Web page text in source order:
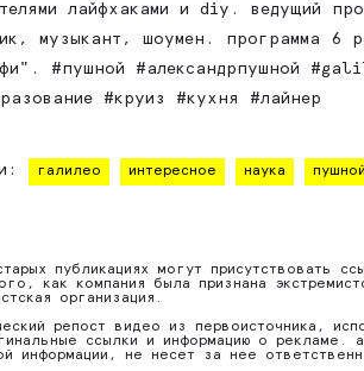
лайфхаками и diy. ведущий
музыкант, шоумен. программа 6
#пушной #александрпушной
#круиз #кухня #лайнер
галилео интересное наука
публикациях могут присутствовать
как компания была признана
организация.
репост видео из первоисточника,
ссылки и информацию о рекламе.
информации, не несет за нее